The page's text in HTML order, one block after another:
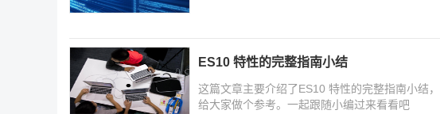
ES10 特性的完整指南小结
这篇文章主要介绍了ES10 特性的完整指南小结
给大家做个参考。一起跟随小编过来看看吧